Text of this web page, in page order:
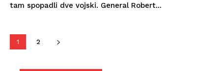
tam spopadli dve vojski. General Robert...
1 2